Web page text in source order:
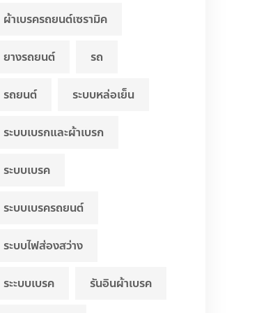
ผ้าเบรครถยนต์เซรามิค
ยางรถยนต์ รถ
รถยนต์ ระบบหล่อเย็น
ระบบเบรกและผ้าเบรก
ระบบเบรค
ระบบเบรครถยนต์
ระบบไฟส่องสว่าง
ระะบบเบรค รันอินผ้าเบรค